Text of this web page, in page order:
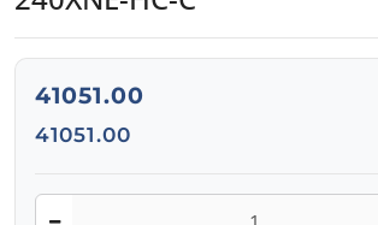
cena:
41051.00
Cena:
41051.00